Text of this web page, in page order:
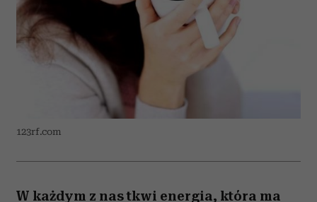
123rf.com
W każdym z nas tkwi energia, która ma